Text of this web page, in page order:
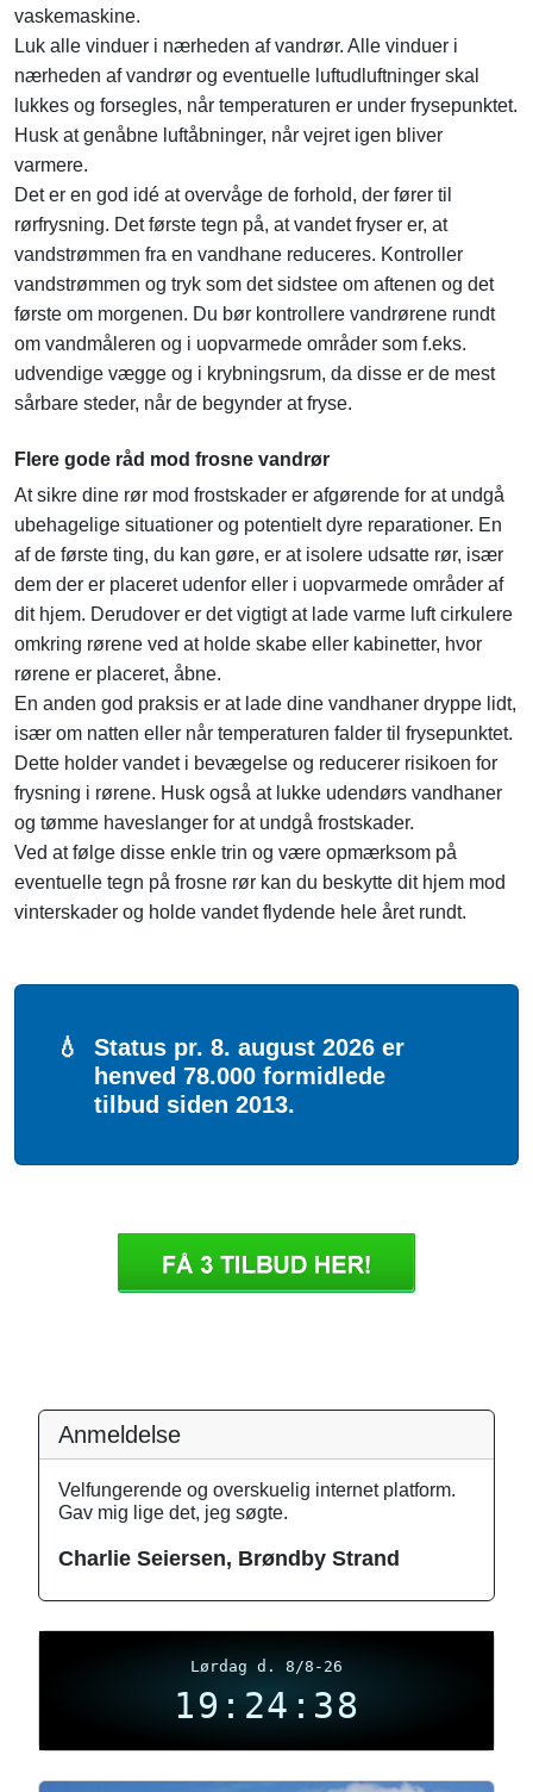
vaskemaskine.
Luk alle vinduer i nærheden af vandrør. Alle vinduer i
nærheden af ​​vandrør og eventuelle luftudluftninger skal
lukkes og forsegles, når temperaturen er under frysepunktet.
Husk at genåbne luftåbninger, når vejret igen bliver
varmere.
Det er en god idé at overvåge de forhold, der fører til
rørfrysning. Det første tegn på, at vandet fryser er, at
vandstrømmen fra en vandhane reduceres. Kontroller
vandstrømmen og tryk som det sidstee om aftenen og det
første om morgenen. Du bør kontrollere vandrørene rundt
om vandmåleren og i uopvarmede områder som f.eks.
udvendige vægge og i krybningsrum, da disse er de mest
sårbare steder, når de begynder at fryse.
Flere gode råd mod frosne vandrør
At sikre dine rør mod frostskader er afgørende for at undgå
ubehagelige situationer og potentielt dyre reparationer. En
af de første ting, du kan gøre, er at isolere udsatte rør, især
dem der er placeret udenfor eller i uopvarmede områder af
dit hjem. Derudover er det vigtigt at lade varme luft cirkulere
omkring rørene ved at holde skabe eller kabinetter, hvor
rørene er placeret, åbne.
En anden god praksis er at lade dine vandhaner dryppe lidt,
især om natten eller når temperaturen falder til frysepunktet.
Dette holder vandet i bevægelse og reducerer risikoen for
frysning i rørene. Husk også at lukke udendørs vandhaner
og tømme haveslanger for at undgå frostskader.
Ved at følge disse enkle trin og være opmærksom på
eventuelle tegn på frosne rør kan du beskytte dit hjem mod
vinterskader og holde vandet flydende hele året rundt.
💧 Status pr. 8. august 2026 er
henved 78.000 formidlede
tilbud siden 2013.
Anmeldelse
Velfungerende og overskuelig internet platform.
Gav mig lige det, jeg søgte.
Charlie Seiersen, Brøndby Strand
Lørdag d. 8/8-26
19:24:39